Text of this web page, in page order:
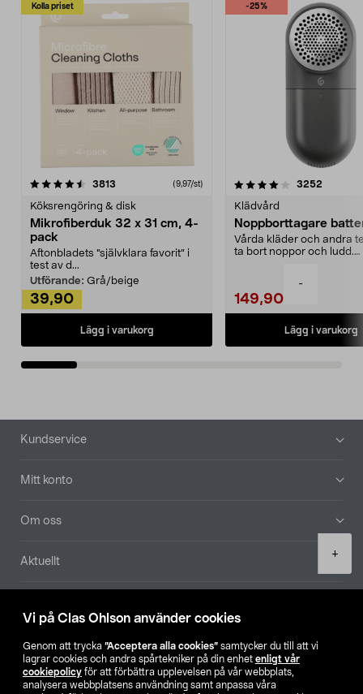
Vi på Clas Ohlson använder cookies
Genom att trycka ”Acceptera alla cookies” samtycker du till att vi
lagrar cookies och andra spårtekniker på din enhet enligt vår
cookiepolicy för att förbättra upplevelsen på vår webbplats,
analysera webbplatsens användning samt anpassa våra
-
+
Kolla priset
3813 (9,97/st)
Köksrengöring & disk
Mikrofiberduk 32 x 31 cm, 4-
pack
Aftonbladets "självklara favorit” i
test av d...
Utförande: Grå/beige
39,90
Lägg i varukorg
-25%
4.0av 5 stjärnor 3252
Klädvård
Noppborttagare
Vårda kläder och andra
ta bort noppor och ludd.
149,90
Lägg i varukorg
4.5av 5 stjärnor
Sidfot
Kundservice
Mitt konto
Om oss
Aktuellt
Hitta butik
SE NO FI